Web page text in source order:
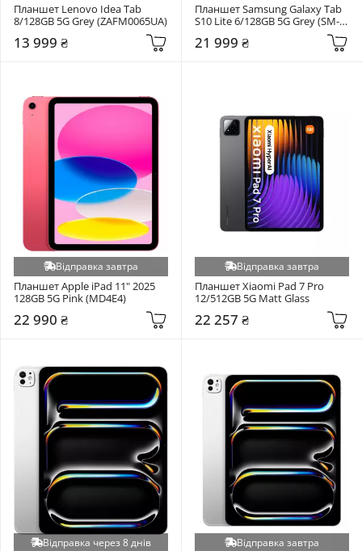
Планшет Lenovo Idea Tab
8/128GB 5G Grey (ZAFM0065UA)
13 999 ₴
Планшет Samsung Galaxy Tab
S10 Lite 6/128GB 5G Grey (SM-
21 999 ₴
Відправка завтра
Планшет Apple iPad 11" 2025
128GB 5G Pink (MD4E4)
22 990 ₴
Відправка завтра
Планшет Xiaomi Pad 7 Pro
12/512GB 5G Matt Glass
22 257 ₴
Відправка через 8 днів Відправка завтра